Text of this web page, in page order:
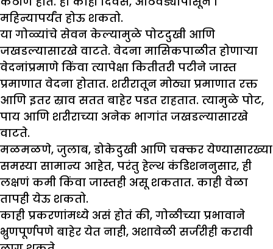
महिन्यापर्यंत होऊ शकतो.
या गोळ्यांचे सेवन केल्यामुळे पोटदुखी आणि
जखडल्यासारखे वाटते. वेदना मासिकपाळीत होणाऱ्या
वेदनांप्रमाणे किंवा त्यापेक्षा कितीतरी पटीने जास्त
प्रमाणात वेदना होतात. शरीरातून मोठ्या प्रमाणात रक्त
आणि इतर स्राव सतत बाहेर पडत राहतात. त्यामुळे पोट,
पाय आणि शरीराच्या अनेक भागांत जखडल्यासारखे
वाटते.
मळमळणे, जुलाब, डोकेदुखी आणि चक्कर येण्यासारख्या
समस्या सामान्य आहेत, परंतु हेल्थ कंडिशननुसार, ही
लक्षणं कमी किंवा जास्तही असू शकतात. काही वेळा
तापही येऊ शकतो.
काही प्रकरणांमध्ये असं होतं की, गोळीच्या प्रभावाने
भ्रुणपूर्णपणे बाहेर येत नाही, अशावेळी सर्जरीही करावी